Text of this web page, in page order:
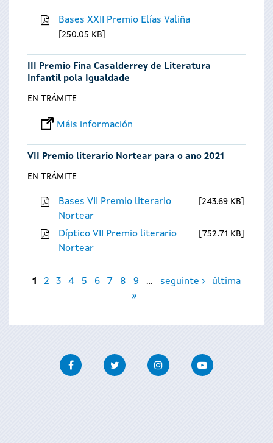
Bases XXII Premio Elías Valiña
250.05 KB
III Premio Fina Casalderrey de Literatura
Infantil pola Igualdade
EN TRÁMITE
Máis información
VII Premio literario Nortear para o ano 2021
EN TRÁMITE
Bases VII Premio literario
Nortear
243.69 KB
Díptico VII Premio literario
Nortear
752.71 KB
Páxinas
1 2 3 4 5 6 7 8 9 … seguinte ›
última
»
FacebookTwitter InstagramYoutube